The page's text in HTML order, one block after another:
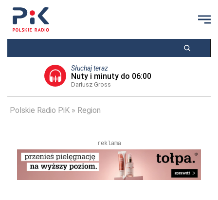
Słuchaj teraz
Nuty i minuty do 06:00
Dariusz Gross
Polskie Radio PiK Region
reklama